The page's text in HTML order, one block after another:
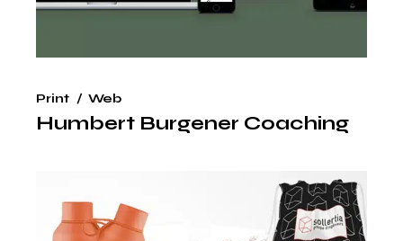
Print Web
Humbert Burgener Coaching